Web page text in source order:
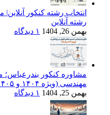
انتخاب رشته کنکور
رشته آنلاین
بهمن 26, 1404
۱ دیدگاه
مشاوره کنکور
مهندسی (ویژه ۱۴۰۴ و ۱۴۰۵)
بهمن 25, 1404
۱ دیدگاه